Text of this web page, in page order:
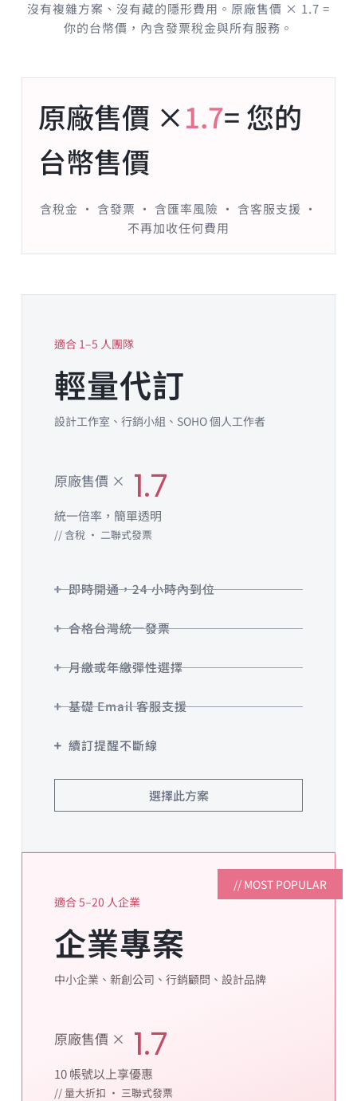
沒有複雜方案、沒有藏的隱形費用。原廠售價 × 1.7 =
你的台幣價，內含發票稅金與所有服務。
原廠售價 ×1.7= 您的
台幣售價
含稅金 · 含發票 · 含匯率風險 · 含客服支援 ·
不再加收任何費用
適合 1–5 人團隊
輕量代訂
設計工作室、行銷小組、SOHO 個人工作者
原廠售價 × 1.7
統一倍率，簡單透明
// 含稅 · 二聯式發票
即時開通，24 小時內到位
合格台灣統一發票
月繳或年繳彈性選擇
基礎 Email 客服支援
續訂提醒不斷線
選擇此方案
// MOST POPULAR
適合 5–20 人企業
企業專案
中小企業、新創公司、行銷顧問、設計品牌
原廠售價 × 1.7
10 帳號以上享優惠
// 量大折扣 · 三聯式發票